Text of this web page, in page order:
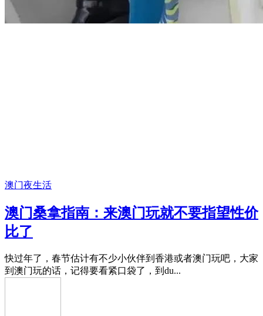
澳门夜生活
澳门桑拿指南：来澳门玩就不要指望性价
比了
快过年了，春节估计有不少小伙伴到香港或者澳门玩吧，大家
到澳门玩的话，记得要看紧口袋了，到du...